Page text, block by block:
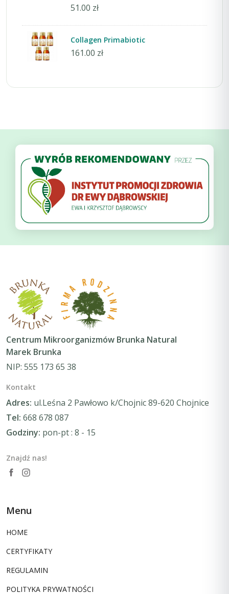
51.00 zł
Collagen Primabiotic
161.00 zł
Centrum Mikroorganizmów Brunka Natural
Marek Brunka
NIP: 555 173 65 38
Kontakt
Adres: ul.Leśna 2 Pawłowo k/Chojnic 89-620 Chojnice
Tel: 668 678 087
Godziny: pon-pt : 8 - 15
Znajdź nas!
Menu
HOME
CERTYFIKATY
REGULAMIN
POLITYKA PRYWATNOŚCI